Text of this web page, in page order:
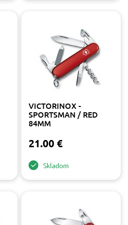
VICTORINOX -
SPORTSMAN / RED
84MM
21.00 €
Skladom